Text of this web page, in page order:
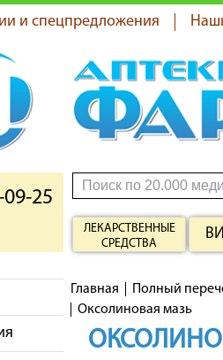
и спецпредложения
09-25
ЛЕКАРСТВЕННЫЕ
СРЕДСТВА
Главная Полный
Оксолиновая мазь